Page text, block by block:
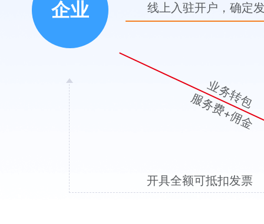
企业 线上入驻开户，确定
开具全额可抵扣发票
业务转包
服务费+佣金